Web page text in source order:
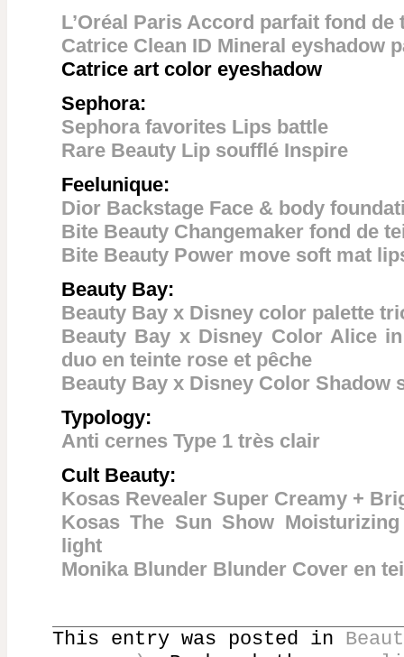
L’Oréal Paris Accord parfait fond de
Catrice Clean ID Mineral eyshadow
Catrice art color eyeshadow
Sephora:
Sephora favorites Lips battle
Rare Beauty Lip soufflé Inspire
Feelunique:
Dior Backstage Face & body
Bite Beauty Changemaker fond de
Bite Beauty Power move soft mat
Beauty Bay:
Beauty Bay x Disney color palette
Beauty Bay x Disney Color Alice
duo en teinte rose et pêche
Beauty Bay x Disney Color Shadow
Typology:
Anti cernes Type 1 très clair
Cult Beauty:
Kosas Revealer Super Creamy +
Kosas The Sun Show
light
Monika Blunder Blunder Cover en
This entry was posted in